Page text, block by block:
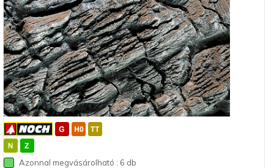
Azonnal megvásárolható : 6 db